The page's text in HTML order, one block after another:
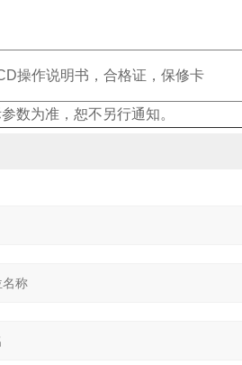
操作说明书，合格证，保修卡
数为准，恕不另行通知。